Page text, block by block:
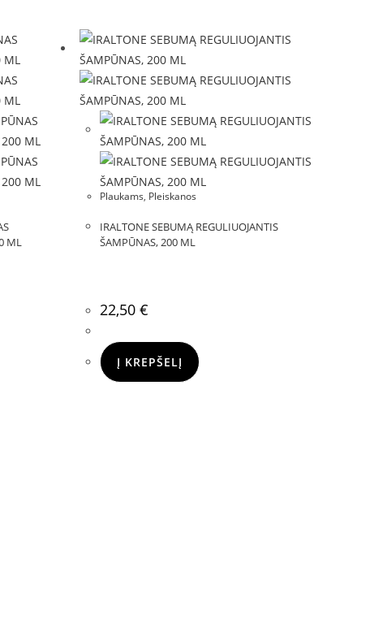
ML
Plaukams, Pleiskanos
IRALTONE SEBUMĄ REGULIUOJANTIS
ŠAMPŪNAS, 200 ML
22,50€
Į KREPŠELĮ